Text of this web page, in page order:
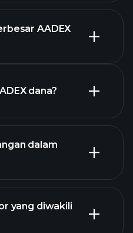
AADEX
holdings
dana?
dalam
holdings
yang diwakili